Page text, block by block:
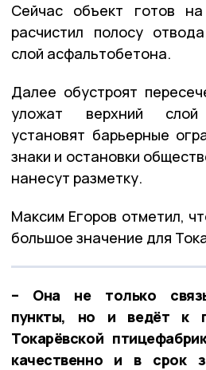
Сейчас объект готов
расчистил полосу
слой асфальтобетона.
Далее обустроят
уложат верхний слой
установят барьерные
знаки и остановки
нанесут разметку.
Максим Егоров отметил,
большое значение для
– Она не только
пункты, но и ведёт к
Токарёвской
качественно и в срок